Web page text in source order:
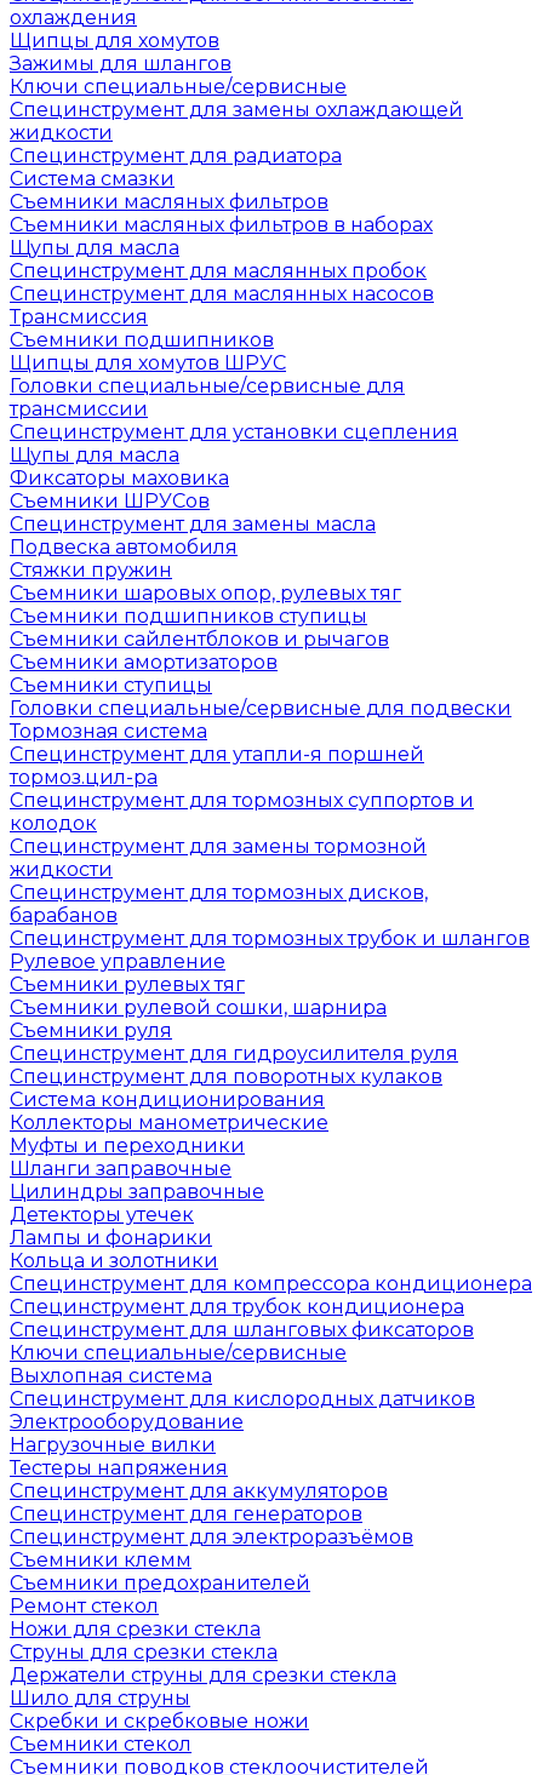
охлаждения
Щипцы для хомутов
Зажимы для шлангов
Ключи специальные/сервисные
Специнструмент для замены охлаждающей
жидкости
Специнструмент для радиатора
Система смазки
Съемники масляных фильтров
Съемники масляных фильтров в наборах
Щупы для масла
Специнструмент для маслянных пробок
Специнструмент для маслянных насосов
Трансмиссия
Съемники подшипников
Щипцы для хомутов ШРУС
Головки специальные/сервисные для
трансмиссии
Специнструмент для установки сцепления
Щупы для масла
Фиксаторы маховика
Съемники ШРУСов
Специнструмент для замены масла
Подвеска автомобиля
Стяжки пружин
Съемники шаровых опор, рулевых тяг
Съемники подшипников ступицы
Съемники сайлентблоков и рычагов
Съемники амортизаторов
Съемники ступицы
Головки специальные/сервисные для подвески
Тормозная система
Специнструмент для утапли-я поршней
тормоз.цил-ра
Специнструмент для тормозных суппортов и
колодок
Специнструмент для замены тормозной
жидкости
Специнструмент для тормозных дисков,
барабанов
Специнструмент для тормозных трубок и шлангов
Рулевое управление
Съемники рулевых тяг
Съемники рулевой сошки, шарнира
Съемники руля
Специнструмент для гидроусилителя руля
Специнструмент для поворотных кулаков
Система кондиционирования
Коллекторы манометрические
Муфты и переходники
Шланги заправочные
Цилиндры заправочные
Детекторы утечек
Лампы и фонарики
Кольца и золотники
Специнструмент для компрессора кондиционера
Специнструмент для трубок кондиционера
Специнструмент для шланговых фиксаторов
Ключи специальные/сервисные
Выхлопная система
Специнструмент для кислородных датчиков
Электрооборудование
Нагрузочные вилки
Тестеры напряжения
Специнструмент для аккумуляторов
Специнструмент для генераторов
Специнструмент для электроразъёмов
Съемники клемм
Съемники предохранителей
Ремонт стекол
Ножи для срезки стекла
Струны для срезки стекла
Держатели струны для срезки стекла
Шило для струны
Скребки и скребковые ножи
Съемники стекол
Съемники поводков стеклоочистителей